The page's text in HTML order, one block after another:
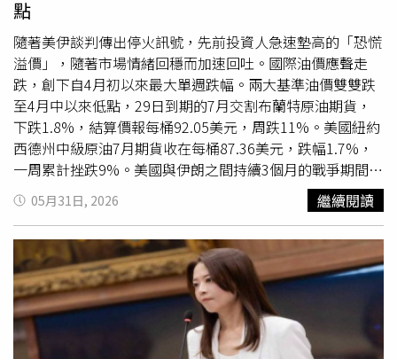
育、教育加碼、友善職場及居住減壓等五大面向，共推出18
項措施。不過，由於部分財源需由地方縣市負擔，也引發在
野黨質疑中央「請客卻要地方買單」。賴士葆今日也針對
「少子化大禮包」能否真正解決少子化問題召開公聽會，邀
請專家學者發表意見。台北商業大學財政稅務系教授黃耀輝
指出，《財政紀律法》明定，政府支出成長、差短降低、債
務控制及財源籌措，不應受政治或選舉因素影響。若外界質
疑中央是為了選舉考量才推出相關政策，確實可能涉及財政
紀律疑慮。黃耀輝也表示，年輕夫婦不敢生養，與高房價造
成的居住負擔有高度關聯，因此政府若要處理少子化問題，
不能忽視房價與居住壓力。他建議，少子化涉及多重面向，
應思考制定人口政策基本法，提高相關政策的法律位階，並
檢討各項預算配置，將更多資源投入鼓勵生養與家庭支持，
才有機會更全面處理少子化問題。
點
隨著美伊談判傳出停火訊號，先前投資人急速墊高的「恐慌
溢價」，隨著市場情緒回穩而加速回吐。國際油價應聲走
跌，創下自4月初以來最大單週跌幅。兩大基準油價雙雙跌
至4月中以來低點，29日到期的7月交割布蘭特原油期貨，
下跌1.8%，結算價報每桶92.05美元，周跌11%。美國紐約
西德州中級原油7月期貨收在每桶87.36美元，跌幅1.7%，
一周累計挫跌9%。美國與伊朗之間持續3個月的戰爭期間，
市場不斷傳出衝突即將結束的消息。不過，美方與伊朗對協
議內容的說法仍存在落差，伊朗表示未來荷莫茲海峽通行安
排恐仍須依其設定條件進行。根據伊朗法斯通訊社報導，伊
朗將根據「自身預先制定的安排」重新開放這條水道。伊朗
曾表示，在衝突結束後，將對通過海峽的船隻進行管理，並
向過境船舶收取費用。能源分析人士也提醒，即便荷莫茲海
峽重啟，原油供應未必能立即回到戰前水準。短線觀察，油
價已率先反映停火與復航想像；但只要中東局勢尚未完全降
05月31日, 2026 繼續閱讀